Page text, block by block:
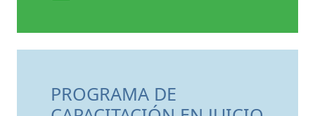
PROGRAMA DE